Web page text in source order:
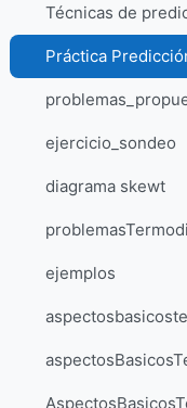
ejercicio_sondeo
diagrama skewt
ejemplos